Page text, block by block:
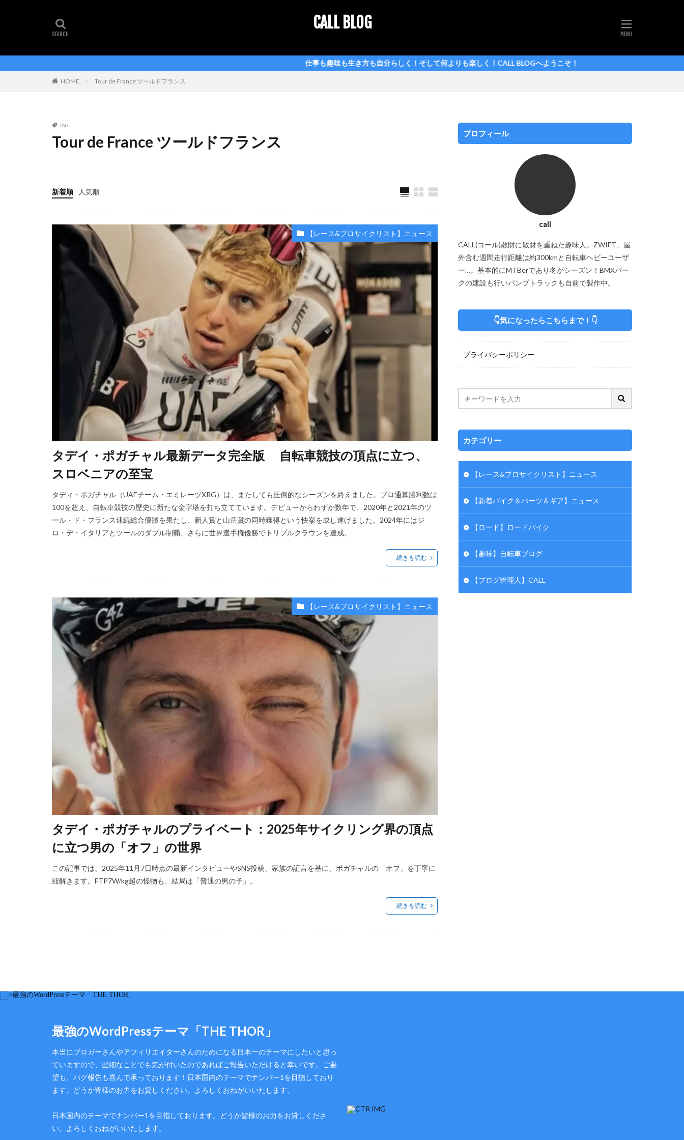
CALL BLOG
仕事も趣味も生き方も自分らしく！そして何よりも楽しく！CALL BLOGへようこそ！
HOME Tour de France ツールドフランス
TAG
Tour de France ツールドフランス
新着順 人気順
【レース&プロサイクリスト】ニュース
タデイ・ポガチャル最新データ完全版 自転車競技の頂点に立つ、
スロベニアの至宝
タディ・ポガチャル（UAEチーム・エミレーツXRG）は、またしても圧倒的なシーズンを終えました。プロ通算勝利数は
100を超え、自転車競技の歴史に新たな金字塔を打ち立てています。デビューからわずか数年で、2020年と2021年のツ
ール・ド・フランス連続総合優勝を果たし、新人賞と山岳賞の同時獲得という快挙を成し遂げました。2024年にはジ
ロ・デ・イタリアとツールのダブル制覇、さらに世界選手権優勝でトリプルクラウンを達成。
続きを読む
【レース&プロサイクリスト】ニュース
タデイ・ポガチャルのプライベート：2025年サイクリング界の頂点
に立つ男の「オフ」の世界
この記事では、2025年11月7日時点の最新インタビューやSNS投稿、家族の証言を基に、ポガチャルの「オフ」を丁寧に
紐解きます。FTP7W/kg超の怪物も、結局は「普通の男の子」。
続きを読む
プロフィール
call
CALL(コール)散財に散財を重ねた趣味人。ZWIFT、屋
外含む週間走行距離は約300kmと自転車ヘビーユーザ
ー…。基本的にMTBerであり冬がシーズン！BMXパー
クの建設も行いパンプトラックも自前で製作中。
👇気になったらこちらまで！👇
プライバシーポリシー
カテゴリー
【レース&プロサイクリスト】ニュース
【新着バイク＆パーツ＆ギア】ニュース
【ロード】ロードバイク
【趣味】自転車ブログ
【ブログ管理人】CALL
最強のWordPressテーマ「THE THOR」
本当にブロガーさんやアフィリエイターさんのためになる日本一のテーマにしたいと思っ
ていますので、些細なことでも気が付いたのであればご報告いただけると幸いです。ご要
望も、バグ報告も喜んで承っております！日本国内のテーマでナンバー1を目指しており
ます。どうか皆様のお力をお貸しください。よろしくおねがいいたします。
日本国内のテーマでナンバー1を目指しております。どうか皆様のお力をお貸しくださ
い。よろしくおねがいいたします。
y1rs
エアロロード キャニオン エアロード コルナゴ コルナゴ colnago
シマノ
ジロ・デ・イタリア2025
スペシャライズド タディ・ポガチャル
タディ・ポガチャル tadej pogačar
ツールドフランス